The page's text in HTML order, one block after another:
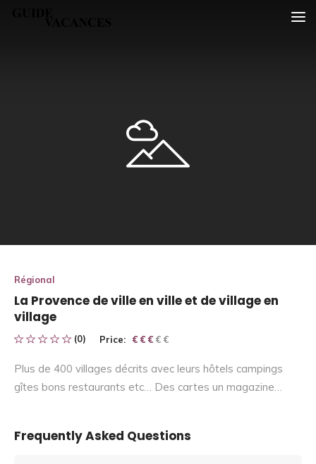
Régional
La Provence de ville en ville et de village en
village
(0) Price: € € € € €
€ € €
Plus de 400 villages décrits avec leurs hôtels campings
gîtes bons restaurants etc… Des cartes un magazine…
Frequently Asked Questions